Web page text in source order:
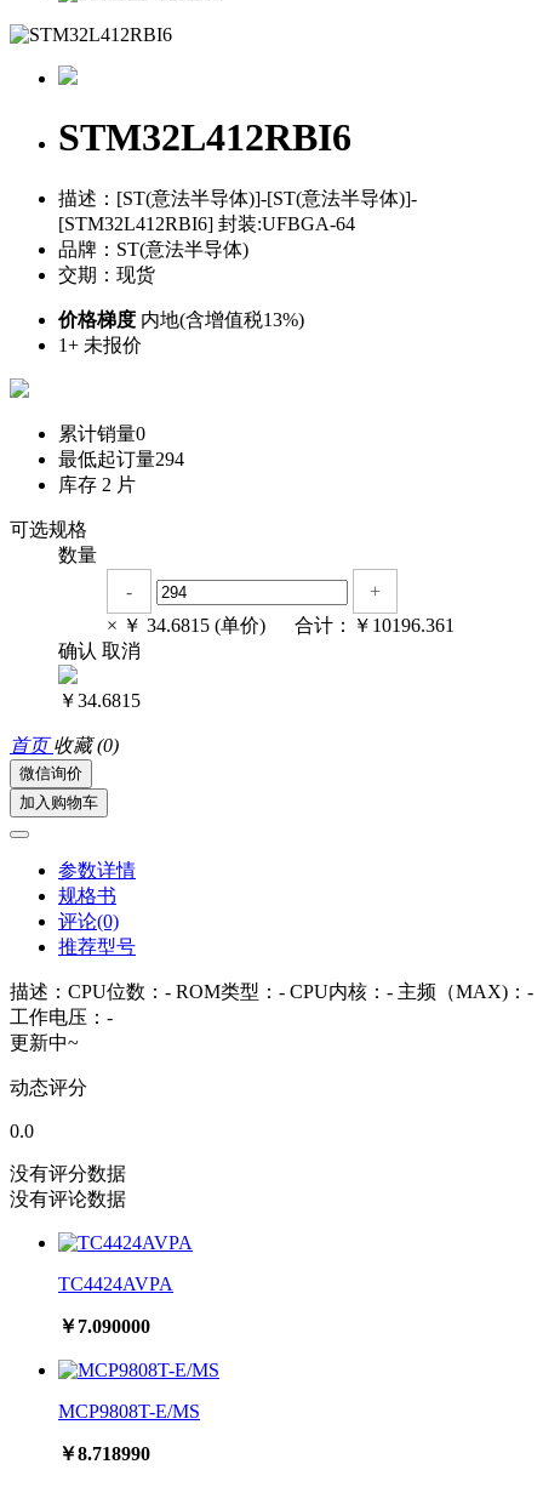
STM32L412RBI6
描述：[ST(意法半导体)]-[ST(意法半导体)]-
[STM32L412RBI6] 封装:UFBGA-64
品牌：ST(意法半导体)
交期：现货
价格梯度 内地(含增值税13%)
1+ 未报价
累计销量0
最低起订量294
库存 2 片
可选规格
数量
-
+
× ￥ 34.6815 (单价) 合计：￥ 10196.361
确认 取消
￥34.6815
首页 收藏 (0)
微信询价
加入购物车
参数详情
规格书
评论(0)
推荐型号
描述：CPU位数：- ROM类型：- CPU内核：- 主频（MAX)：-
工作电压：-
更新中~
动态评分
0.0
没有评分数据
没有评论数据
TC4424AVPA
￥7.090000
MCP9808T-E/MS
￥8.718990